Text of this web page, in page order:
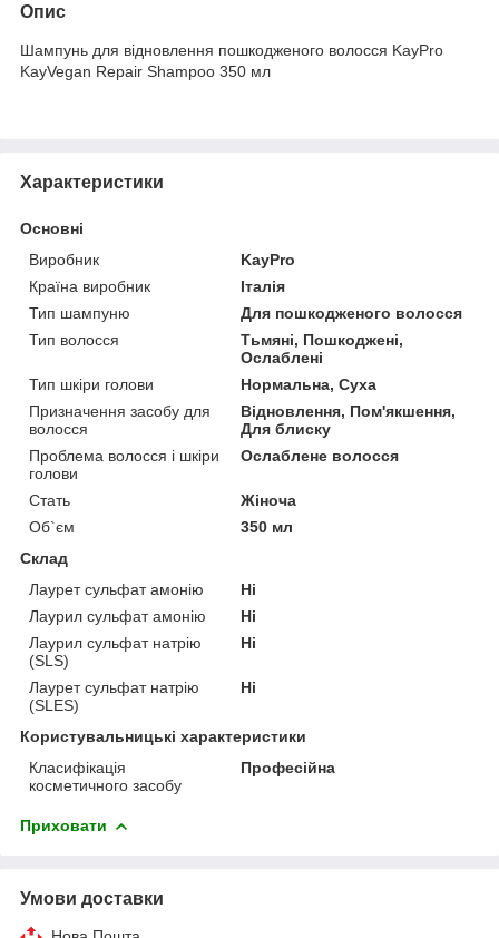
Опис
Шампунь для відновлення пошкодженого волосся KayPro
KayVegan Repair Shampoo 350 мл
Характеристики
Основні
Виробник
KayPro
Країна виробник
Італія
Тип шампуню
Для пошкодженого волосся
Тип волосся
Тьмяні, Пошкоджені,
Ослаблені
Тип шкіри голови
Нормальна, Суха
Призначення засобу для
волосся
Відновлення, Пом'якшення,
Для блиску
Проблема волосся і шкіри
голови
Ослаблене волосся
Стать
Жіноча
Об`єм
350 мл
Склад
Лаурет сульфат амонію
Ні
Лаурил сульфат амонію
Ні
Лаурил сульфат натрію
(SLS)
Ні
Лаурет сульфат натрію
(SLES)
Ні
Користувальницькі характеристики
Класифікація
косметичного засобу
Професійна
Приховати
Умови доставки